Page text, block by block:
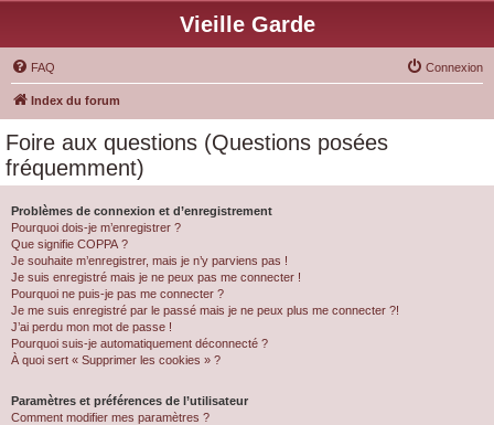
Vieille Garde
FAQ Connexion
Index du forum
Foire aux questions (Questions posées
fréquemment)
Problèmes de connexion et d’enregistrement
Pourquoi dois-je m’enregistrer ?
Que signifie COPPA ?
Je souhaite m’enregistrer, mais je n’y parviens pas !
Je suis enregistré mais je ne peux pas me connecter !
Pourquoi ne puis-je pas me connecter ?
Je me suis enregistré par le passé mais je ne peux plus me connecter ?!
J’ai perdu mon mot de passe !
Pourquoi suis-je automatiquement déconnecté ?
À quoi sert « Supprimer les cookies » ?
Paramètres et préférences de l’utilisateur
Comment modifier mes paramètres ?